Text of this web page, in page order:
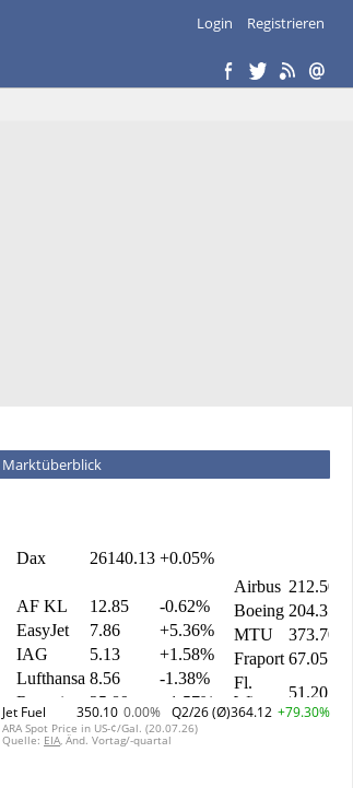
Login Registrieren
Marktüberblick
Jet Fuel 0.00%
350.10 Q2/26 (Ø) +79.30%
364.12
ARA Spot Price in US-¢/Gal. (20.07.26)
Quelle: EIA, Änd. Vortag/-quartal